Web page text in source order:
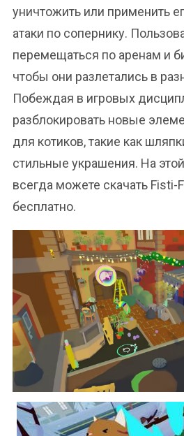
уничтожить или применить
атаки по сопернику.
перемещаться по аренам и
чтобы они разлетались в
Побеждая в игровых
разблокировать новые
для котиков, такие как
стильные украшения. На
всегда можете скачать Fisti-
бесплатно.